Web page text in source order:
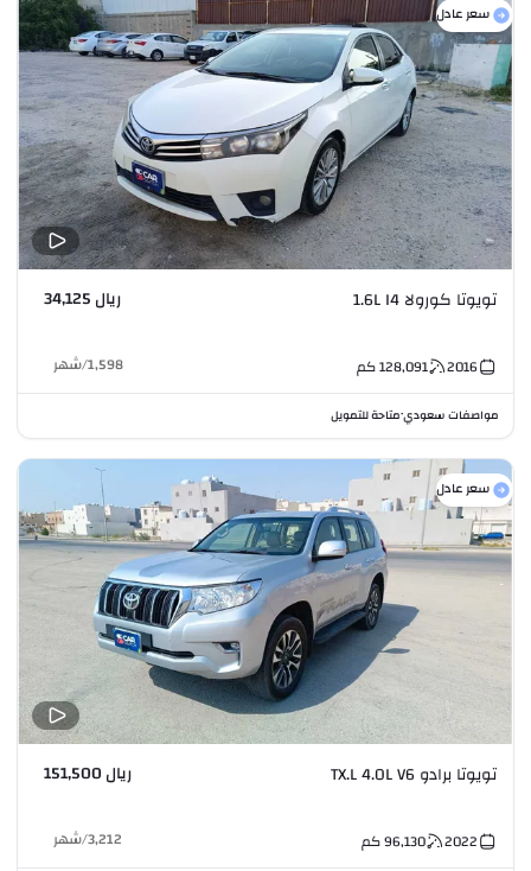
سعر عادل
تويوتا كورولا 1.6L I4 ريال 34,125
2016
128,091كم 1,598
/شهر
مواصفات سعودي•متاحة للتمويل
سعر عادل
تويوتا برادو TX.L 4.0L V6 ريال 151,500
2022
96,130كم 3,212
/شهر